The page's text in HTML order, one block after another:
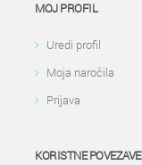
MOJ PROFIL
Uredi profil
Moja naročila
Prijava
KORISTNE POVEZAVE